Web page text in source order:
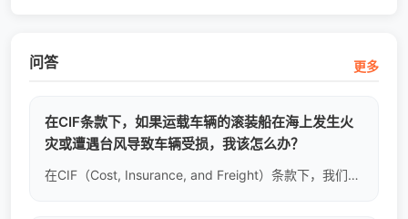
问答 更多
在CIF条款下，如果运载车辆的滚装船在海上发生火
灾或遭遇台风导致车辆受损，我该怎么办？
在CIF（Cost, Insurance, and Freight）条款下，我们会在车辆发运前，为您向国际知名保险公司投保“一切险（All Risks）”。如果在海上运输途中发生全损或部分损伤，风险自货物越过船舷时起已转移给您。但sellwellauto不会袖手旁观，我们会协助您准备完整的理赔单证（如提单、发票、定损照片），向保险公司发起跨国索赔流程，将您的财务损失降到最低。